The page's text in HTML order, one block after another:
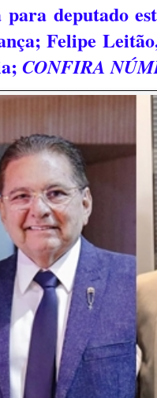
para deputado
Felipe
CONFIRA